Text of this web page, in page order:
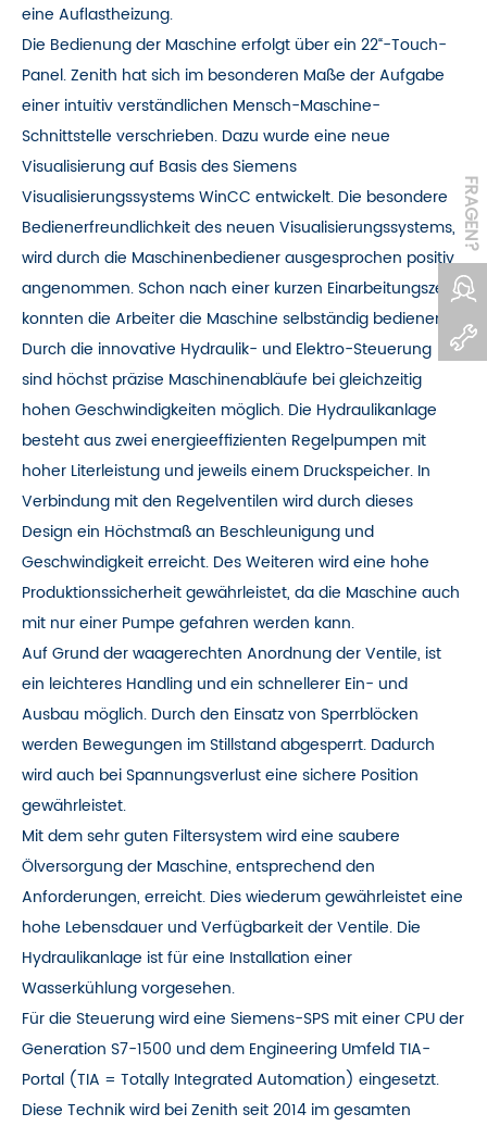
eine Auflastheizung.
Die Bedienung der Maschine erfolgt über ein 22“-Touch-
Panel. Zenith hat sich im besonderen Maße der Aufgabe
einer intuitiv verständlichen Mensch-Maschine-
Schnittstelle verschrieben. Dazu wurde eine neue
Visualisierung auf Basis des Siemens
Visualisierungssystems WinCC entwickelt. Die besondere
Bedienerfreundlichkeit des neuen Visualisierungssystems,
wird durch die Maschinenbediener ausgesprochen positiv
angenommen. Schon nach einer kurzen Einarbeitungszeit
konnten die Arbeiter die Maschine selbständig bedienen.
Durch die innovative Hydraulik- und Elektro-Steuerung
sind höchst präzise Maschinenabläufe bei gleichzeitig
hohen Geschwindigkeiten möglich. Die Hydraulikanlage
besteht aus zwei energieeffizienten Regelpumpen mit
hoher Literleistung und jeweils einem Druckspeicher. In
Verbindung mit den Regelventilen wird durch dieses
Design ein Höchstmaß an Beschleunigung und
Geschwindigkeit erreicht. Des Weiteren wird eine hohe
Produktionssicherheit gewährleistet, da die Maschine auch
mit nur einer Pumpe gefahren werden kann.
Auf Grund der waagerechten Anordnung der Ventile, ist
ein leichteres Handling und ein schnellerer Ein- und
Ausbau möglich. Durch den Einsatz von Sperrblöcken
werden Bewegungen im Stillstand abgesperrt. Dadurch
wird auch bei Spannungsverlust eine sichere Position
gewährleistet.
Mit dem sehr guten Filtersystem wird eine saubere
Ölversorgung der Maschine, entsprechend den
Anforderungen, erreicht. Dies wiederum gewährleistet eine
hohe Lebensdauer und Verfügbarkeit der Ventile. Die
Hydraulikanlage ist für eine Installation einer
Wasserkühlung vorgesehen.
Für die Steuerung wird eine Siemens-SPS mit einer CPU der
Generation S7-1500 und dem Engineering Umfeld TIA-
Portal (TIA = Totally Integrated Automation) eingesetzt.
Diese Technik wird bei Zenith seit 2014 im gesamten
FRAGEN?